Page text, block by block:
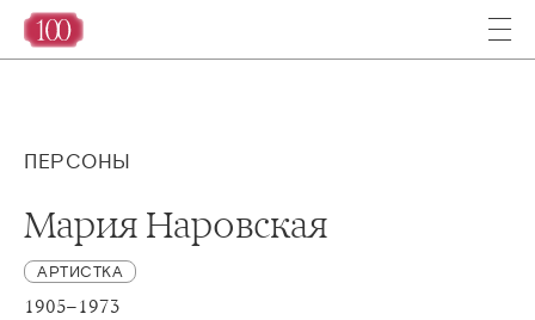
ПЕРСОНЫ
Мария Наровская
АРТИСТКА
1905–1973